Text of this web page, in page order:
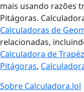
mais usando razões
Pitágoras.
Calculadoras de
relacionadas,
Calculadora de
Pitágoras,
Sobre Calculadora.lol